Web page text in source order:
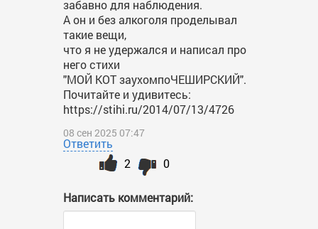
забавно для наблюдения.
А он и без алкоголя проделывал
такие вещи,
что я не удержался и написал про
него стихи
"МОЙ КОТ заухомпоЧЕШИРСКИЙ".
Почитайте и удивитесь:
https://stihi.ru/2014/07/13/4726
08 сен 2025 07:47
Ответить
0
2
Написать комментарий: